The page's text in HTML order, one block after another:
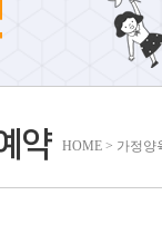
약 HOME > 가정양